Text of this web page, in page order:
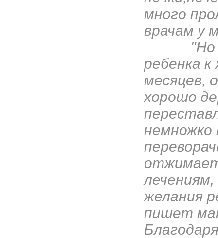
много
врачам у
"Но
ребенка к
месяцев,
хорошо
желания
пишет